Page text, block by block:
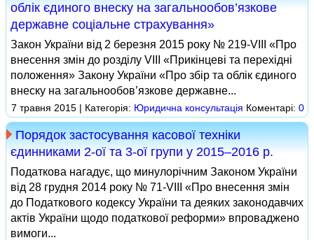
облік єдиного внеску на загальнообов’язкове
державне соціальне страхування»
Закон України від 2 березня 2015 року № 219‑VІІІ «Про
внесення змін до розділу VІІІ «Прикінцеві та перехідні
положення» Закону України «Про збір та облік єдиного
внеску на загальнообов’язкове державне...
7 травня 2015 | Категорія: Юридична консультація Коментарі: 0
Порядок застосування касової техніки
єдинниками 2-ої та 3-ої групи у 2015–2016 р.
Податкова нагадує, що минулорічним Законом України
від 28 грудня 2014 року № 71‑VIII «Про внесення змін
до Податкового кодексу України та деяких законодавчих
актів України щодо податкової реформи» впроваджено
вимоги...